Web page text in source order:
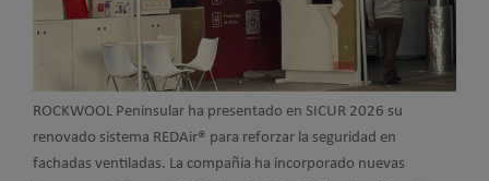
ROCKWOOL Peninsular ha presentado en SICUR 2026 su
renovado sistema REDAir® para reforzar la seguridad en
fachadas ventiladas. La compañía ha incorporado nuevas